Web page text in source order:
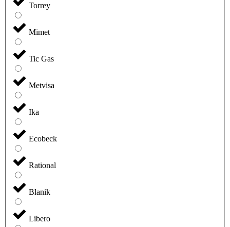
Torrey
Mimet
Tic Gas
Metvisa
Ika
Ecobeck
Rational
Blanik
Libero